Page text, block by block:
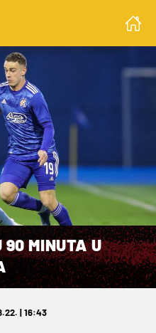
90 MINUTA U
| 16:43